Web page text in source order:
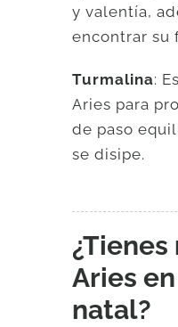
y valentía,
encontrar su
Turmalina:
Aries para
de paso
se disipe.
Aries
natal?